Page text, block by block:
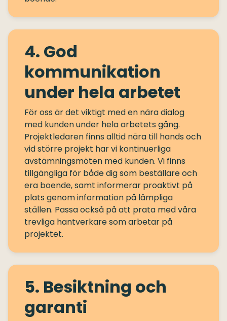
4. God
kommunikation
under hela arbetet
För oss är det viktigt med en nära dialog
med kunden under hela arbetets gång.
Projektledaren finns alltid nära till hands och
vid större projekt har vi kontinuerliga
avstämningsmöten med kunden. Vi finns
tillgängliga för både dig som beställare och
era boende, samt informerar proaktivt på
plats genom information på lämpliga
ställen. Passa också på att prata med våra
trevliga hantverkare som arbetar på
5. Besiktning och
garanti